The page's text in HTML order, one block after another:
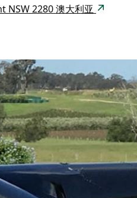
2280 澳大利亚